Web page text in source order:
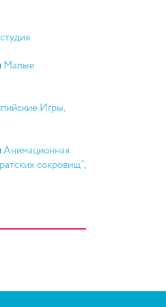
Малые
Игры,
Анимационная
сокровищ”,